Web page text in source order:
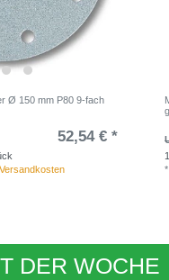
Ø 150 mm P80 9-fach
52,54 € *
Versandkosten
DER WOCHE